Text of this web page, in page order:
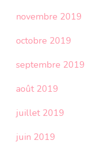
novembre 2019
octobre 2019
septembre 2019
août 2019
juillet 2019
juin 2019